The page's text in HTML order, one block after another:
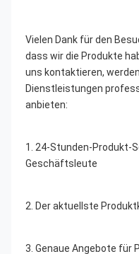
Vielen Dank für den
dass wir die Produkte
uns kontaktieren,
Dienstleistungen
anbieten:
1. 24-Stunden-Produkt-
Geschäftsleute
2. Der aktuellste
3. Genaue Angebote für